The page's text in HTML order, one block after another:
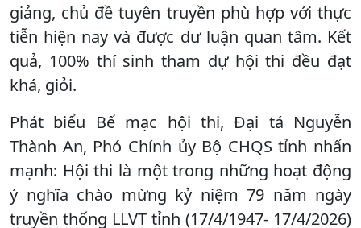
giảng, chủ đề tuyên truyền phù hợp với thực
tiễn hiện nay và được dư luận quan tâm. Kết
quả, 100% thí sinh tham dự hội thi đều đạt
khá, giỏi.
Phát biểu Bế mạc hội thi, Đại tá Nguyễn
Thành An, Phó Chính ủy Bộ CHQS tỉnh nhấn
mạnh: Hội thi là một trong những hoạt động
ý nghĩa chào mừng kỷ niệm 79 năm ngày
truyền thống LLVT tỉnh (17/4/1947- 17/4/2026)